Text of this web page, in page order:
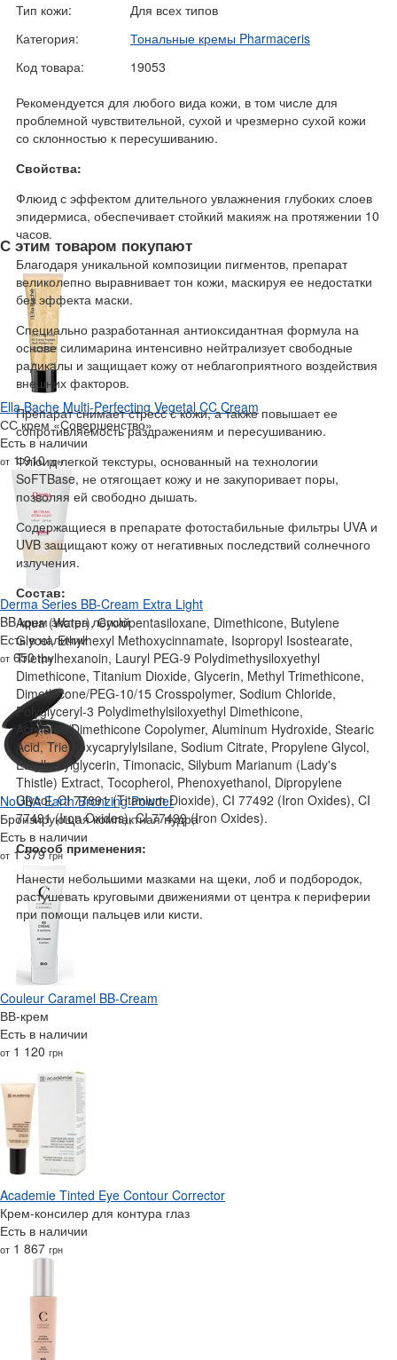
Тип кожи:
Для всех типов
Категория:
Тональные кремы Pharmaceris
Код товара:
19053
Рекомендуется для любого вида кожи, в том числе для
проблемной чувствительной, сухой и чрезмерно сухой кожи
со склонностью к пересушиванию.
Свойства:
Флюид с эффектом длительного увлажнения глубоких слоев
эпидермиса, обеспечивает стойкий макияж на протяжении 10
часов.
Благодаря уникальной композиции пигментов, препарат
великолепно выравнивает тон кожи, маскируя ее недостатки
без эффекта маски.
Специально разработанная антиоксидантная формула на
основе силимарина интенсивно нейтрализует свободные
радикалы и защищает кожу от неблагоприятного воздействия
внешних факторов.
Препарат снимает стресс с кожи, а также повышает ее
сопротивляемость раздражениям и пересушиванию.
Флюид легкой текстуры, основанный на технологии
SoFTBase, не отягощает кожу и не закупоривает поры,
позволяя ей свободно дышать.
Содержащиеся в препарате фотостабильные фильтры UVA и
UVB защищают кожу от негативных последствий солнечного
излучения.
Состав:
Aqua (Water), Cyclopentasiloxane, Dimethicone, Butylene
Glycol, Ethylhexyl Methoxycinnamate, Isopropyl Isostearate,
Triethylhexanoin, Lauryl PEG-9 Polydimethysiloxyethyl
Dimethicone, Titanium Dioxide, Glycerin, Methyl Trimethicone,
Dimethicone/PEG-10/15 Crosspolymer, Sodium Chloride,
Polyglyceryl-3 Polydimethylsiloxyethyl Dimethicone,
Acrylates/Dimethicone Copolymer, Aluminum Hydroxide, Stearic
Acid, Triethoxycaprylylsilane, Sodium Citrate, Propylene Glycol,
Ethylhexylglycerin, Timonacic, Silybum Marianum (Lady's
Thistle) Extract, Tocopherol, Phenoxyethanol, Dipropylene
Glycol, CI 77891 (Titanium Dioxide), CI 77492 (Iron Oxides), CI
77491 (Iron Oxides), CI 77499 (Iron Oxides).
Способ применения:
Нанести небольшими мазками на щеки, лоб и подбородок,
растушевать круговыми движениями от центра к периферии
при помощи пальцев или кисти.
С этим товаром покупают
Ella Bache Multi-Perfecting Vegetal CC Cream
СС крем «Совершенство»
Есть в наличии
от 1 910грн
Derma Series BB-Cream Extra Light
BB крем экстра лёгкий
Есть в наличии
от 650грн
NoUBA Earth Bronzing Powder
Бронзирующая компактная пудра
Есть в наличии
от 1 379грн
Couleur Caramel BB-Cream
ВВ-крем
Есть в наличии
от 1 120 грн
Academie Tinted Eye Contour Corrector
Крем-консилер для контура глаз
Есть в наличии
от 1 867 грн